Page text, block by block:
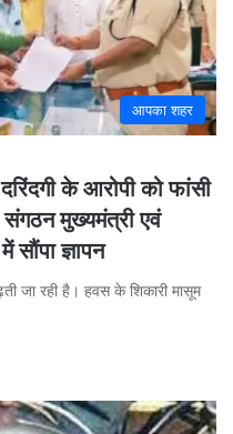
आपका शहर
के आरोपी को फांसी
मुख्यमंत्री एवं
सौंपा ज्ञापन
जा रही है। हवस के शिकारी मासूम